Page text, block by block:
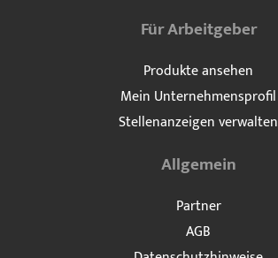
Für Arbeitgeber
Produkte ansehen
Mein Unternehmensprofil
Stellenanzeigen verwalten
Allgemein
Partner
AGB